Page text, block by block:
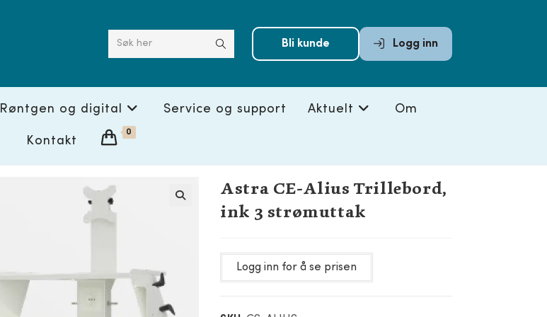
Søk her Bli kunde Logg inn
Røntgen og digital Service og support Aktuelt Om
Kontakt
0
Astra CE-Alius Trillebord,
ink 3 strømuttak
Logg inn for å se prisen